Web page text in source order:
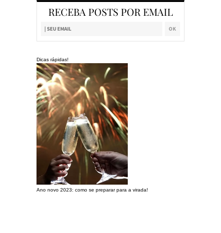
RECEBA POSTS POR EMAIL
Dicas rápidas!
Ano novo 2023: como se preparar para a virada!